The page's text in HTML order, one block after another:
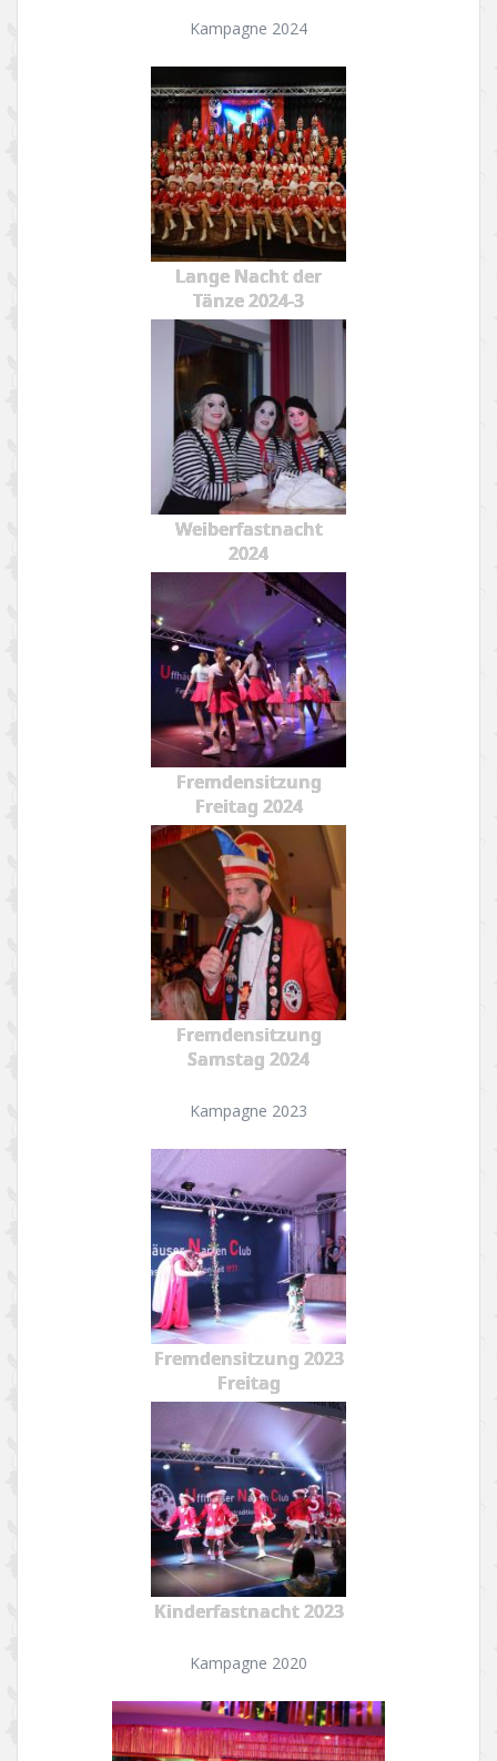
Kampagne 2024
Lange Nacht der
Tänze 2024-3
Weiberfastnacht
2024
Fremdensitzung
Freitag 2024
Fremdensitzung
Samstag 2024
Kampagne 2023
Fremdensitzung 2023
Freitag
Kinderfastnacht 2023
Kampagne 2020